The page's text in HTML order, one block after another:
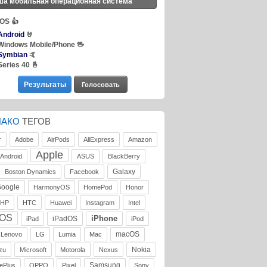
👍
🤘
Mobile/Phone 🖖
🤙
40 🤞
ТЕГОВ
Adobe AirPods AliExpress Amazon
Android Apple ASUS BlackBerry
Boston Dynamics Facebook
Galaxy
HarmonyOS HomePod Honor
HP HTC Huawei Instagram Intel
iPad iPadOS iPhone iPod
Lenovo LG Lumia Mac macOS
Microsoft Motorola Nexus Nokia
OPPO Pixel Samsung Sony